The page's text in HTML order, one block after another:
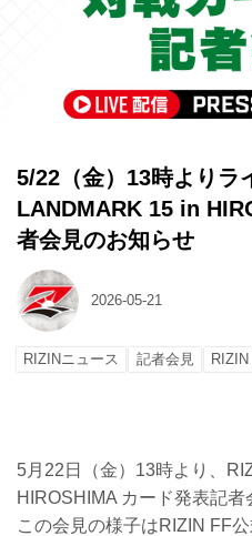
5/22（金）13時よりラ
LANDMARK 15 in
者会見のお知らせ
2026-05-21
RIZINニュース 記者会見
5月22日（金）13時より、
HIROSHIMA カード発表記者
この会見の様子はRIZIN FF